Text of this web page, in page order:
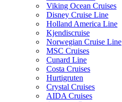
Viking Ocean Cruises
Disney Cruise Line
Holland America Line
Kjendiscruise
Norwegian Cruise Line
MSC Cruises
Cunard Line
Costa Cruises
Hurtigruten
Crystal Cruises
AIDA Cruises